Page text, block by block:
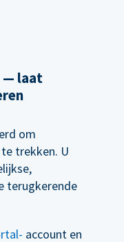
— laat
om
trekken. U
terugkerende
account en